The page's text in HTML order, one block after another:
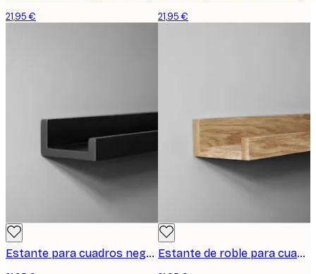
21,95 € 21,95 €
Estante para cuadros negro, 70 cm Estante de roble para cuadros, 70 cm